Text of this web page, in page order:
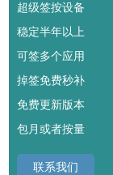
超级签按设备
稳定半年以上
可签多个应用
掉签免费秒补
免费更新版本
包月或者按量
联系我们